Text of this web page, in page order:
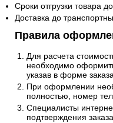
Сроки отгрузки товара
Доставка до
Правила
Для расчета
необходимо
указав в форме
При оформлении
полностью, номер
Специалисты
подтверждения